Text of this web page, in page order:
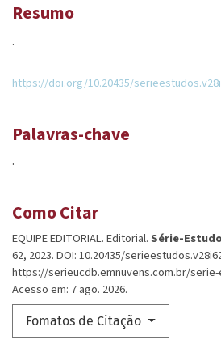
Palavras-chave
.
Como Citar
EQUIPE EDITORIAL. Editorial. Série-
62, 2023. DOI: 10.20435/
https://serieucdb.emnuvens.com.br/
Acesso em: 7 ago. 2026.
Fomatos de Citação
Resumo
.
https://doi.org/10.20435/